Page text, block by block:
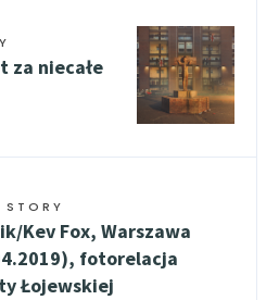
za niecałe
STORY
Kev Fox, Warszawa
fotorelacja
Łojewskiej